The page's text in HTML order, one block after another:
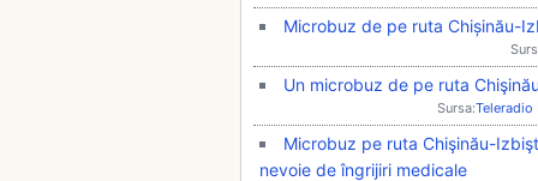
Microbuz de pe ruta Chișinău-
Un microbuz de pe ruta
Sursa:
Microbuz pe ruta Chişinău-
nevoie de îngrijiri medicale